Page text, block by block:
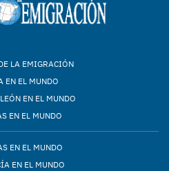
LA EMIGRACIÓN
EN EL MUNDO
EN EL MUNDO
EN EL MUNDO
EN EL MUNDO
EN EL MUNDO